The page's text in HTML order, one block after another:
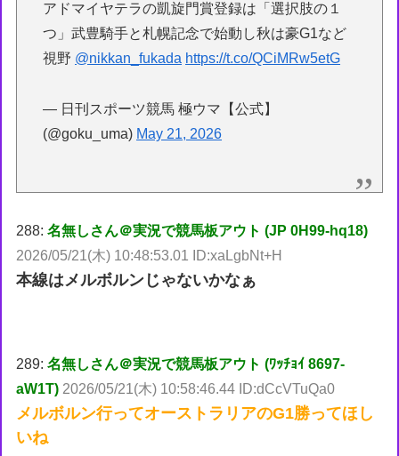
アドマイヤテラの凱旋門賞登録は「選択肢の１
つ」武豊騎手と札幌記念で始動し秋は豪G1など
視野 @nikkan_fukada https://t.co/QCiMRw5etG
— 日刊スポーツ競馬 極ウマ【公式】
(@goku_uma) May 21, 2026
288:名無しさん＠実況で競馬板アウト (JP 0H99-hq18)
2026/05/21(木) 10:48:53.01 ID:xaLgbNt+H
本線はメルボルンじゃないかなぁ
289:名無しさん＠実況で競馬板アウト (ﾜｯﾁｮｲ 8697-
aW1T) 2026/05/21(木) 10:58:46.44 ID:dCcVTuQa0
メルボルン行ってオーストラリアのG1勝ってほし
いね